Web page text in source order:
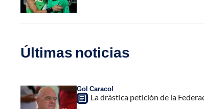
Últimas noticias
Gol Caracol
La drástica petición de la